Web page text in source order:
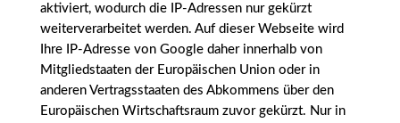
aktiviert, wodurch die IP-Adressen nur gekürzt
weiterverarbeitet werden. Auf dieser Webseite wird
Ihre IP-Adresse von Google daher innerhalb von
Mitgliedstaaten der Europäischen Union oder in
anderen Vertragsstaaten des Abkommens über den
Europäischen Wirtschaftsraum zuvor gekürzt. Nur in